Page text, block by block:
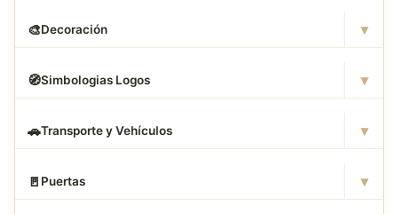
🎨Decoración ▾
🧭Simbologias Logos ▾
🚗Transporte y Vehículos ▾
🚪 Puertas ▾